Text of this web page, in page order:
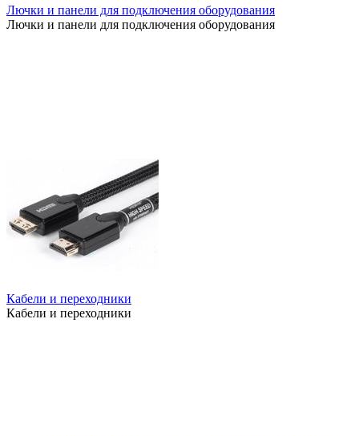
Лючки и панели для подключения оборудования
Лючки и панели для подключения оборудования
Кабели и переходники
Кабели и переходники